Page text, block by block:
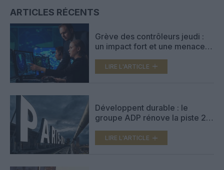
ARTICLES RÉCENTS
Grève des contrôleurs jeudi :
un impact fort et une menace
LIRE L'ARTICLE
Développent durable : le
groupe ADP rénove la piste 2
LIRE L'ARTICLE